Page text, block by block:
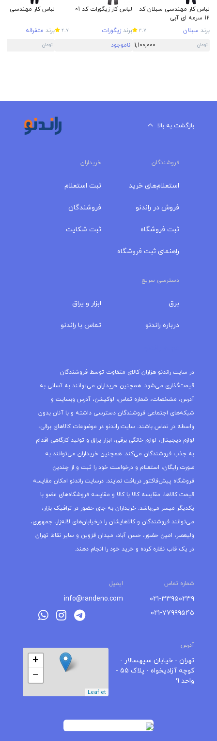
لباس کار مهندسی سبلان کد
12 سرمه ای آبی
برند سبلان 4.7
تومان 1,100,000
لباس کار زیگورات کد 01
برند زیگورات 4.7
ناموجود
لباس کار مهندسی
برند متفرقه
تومان
بازگشت به بالا
فروشندگان خریداران
استعلام‌های خرید
فروش در راندنو
ثبت فروشگاه
راهنمای ثبت فروشگاه
ثبت استعلام
فروشندگان
ثبت شکایت
دسترسی سریع
برق
درباره‌ راندنو
ابزار و یراق
تماس با راندنو
در سایت راندنو هزاران کالای متفاوت توسط فروشندگان
قیمت‌گذاری می‌شود. همچنین خریداران می‌توانند به آسانی به
آدرس، مشخصات، شماره تماس، لوکیشن، آدرس وبسایت و
شبکه‌های اجتماعی فروشندگان دسترسی داشته و با آنان بدون
واسطه در تماس باشند. سایت راندنو در موضوعات کالاهای برقی،
لوازم دیجیتال، لوازم خانگی برقی، ابزار یراق و تولید کارگاهی اقدام
به جذب فروشندگان می‌کند. همچنین خریداران می‌توانند به
صورت رایگان، استعلام و درخواست خود را ثبت و از چندین
فروشگاه پیش‌فاکتور دریافت نمایند. درسایت راندنو امکان مقایسه
قیمت کالاها، مقایسه کالا با کالا و مقایسه فروشگاه‌های عضو با
یکدیگر میسر می‌باشد. خریداران به جای حضور در ترافیک بازار،
می‌توانند فروشندگان و کالاهایشان را درخیابان‌های لاله‌زار، جمهوری،
ولیعصر، امین حضور، حسن آباد، میدان قزوین و سایر نقاط تهران
در یک قاب نظاره کرده و خرید خود را انجام دهند.
شماره تماس ایمیل
۰۲۱-۳۳۹۵۰۲۳۹
۰۲۱-۷۷۹۹۹۵۴۵
info@randeno.com
آدرس
تهران - خیابان سپهسالار -
کوچه آزادیخواه - پلاک 55 -
واحد 9
+
−
Leaflet